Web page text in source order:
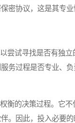
密协议，这是其专业
试寻找是否有独立
务过程是否专业、
的决策过程。它不
。因此，投入必要